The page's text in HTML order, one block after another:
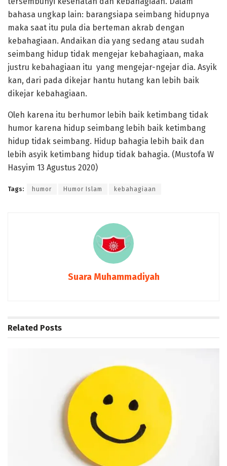
bahasa ungkap lain: barangsiapa seimbang hidupnya
maka saat itu pula dia berteman akrab dengan
kebahagiaan. Andaikan dia yang sedang atau sudah
seimbang hidup tidak mengejar kebahagiaan, maka
justru kebahagiaan itu yang mengejar-ngejar dia. Asyik
kan, dari pada dikejar hantu hutang kan lebih baik
dikejar kebahagiaan.
Oleh karena itu berhumor lebih baik ketimbang tidak
humor karena hidup seimbang lebih baik ketimbang
hidup tidak seimbang. Hidup bahagia lebih baik dan
lebih asyik ketimbang hidup tidak bahagia. (Mustofa W
Hasyim 13 Agustus 2020)
Tags: humor Humor Islam kebahagiaan
Suara Muhammadiyah
Related Posts